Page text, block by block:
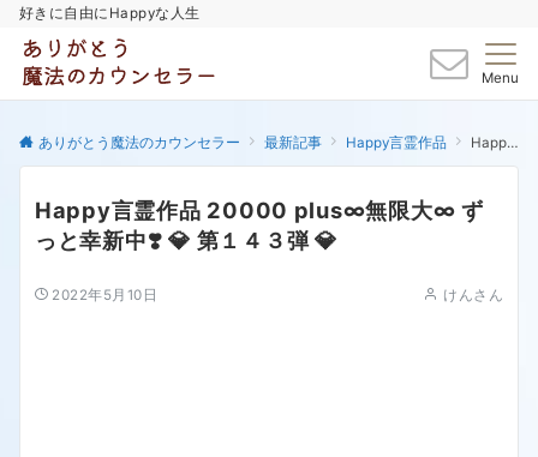
好きに自由にHappyな人生
Menu
ありがとう魔法のカウンセラー 最新記事 Happy言霊作品 Happy言霊作品 20000 plus∞無限大∞ ずっと幸新中❣️ 💎 第１４３弾 💎
Happy言霊作品 20000 plus∞無限大∞ ず
っと幸新中❣️ 💎 第１４３弾 💎
2022年5月10日 けんさん